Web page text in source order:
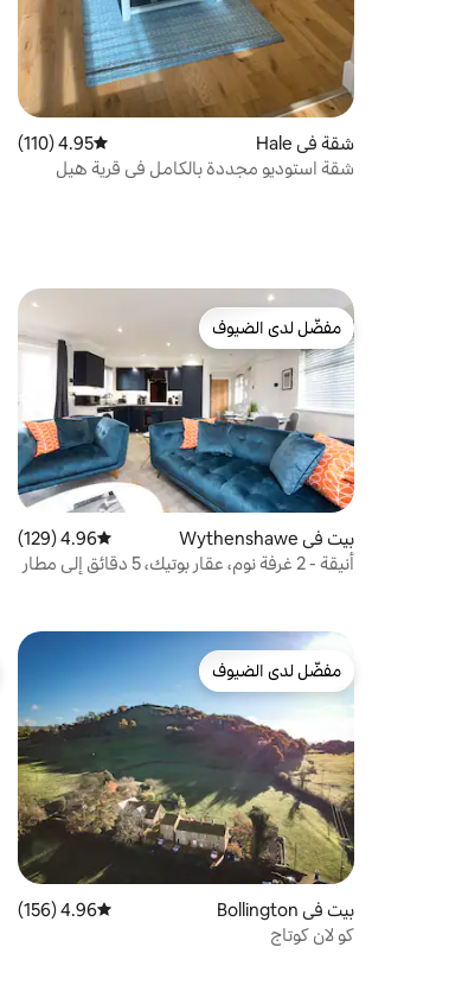
شقة في Hale متوسط التقييم 4.95 من 5، 110 مراجعات
4.95 (110)
شقة استوديو مجددة بالكامل في قرية هيل
مفضّل لدى الضيوف
مفضّل لدى الضيوف
بيت في Wythenshawe متوسط التقييم 4.96 من 5، 129 مراجعات
4.96 (129)
أنيقة - 2 غرفة نوم، عقار بوتيك، 5 دقائق إلى مطار
مفضّل لدى الضيوف
مفضّل لدى الضيوف
بيت في Bollington متوسط التقييم 4.96 من 5، 156 مراجعات
4.96 (156)
كو لان كوتاج